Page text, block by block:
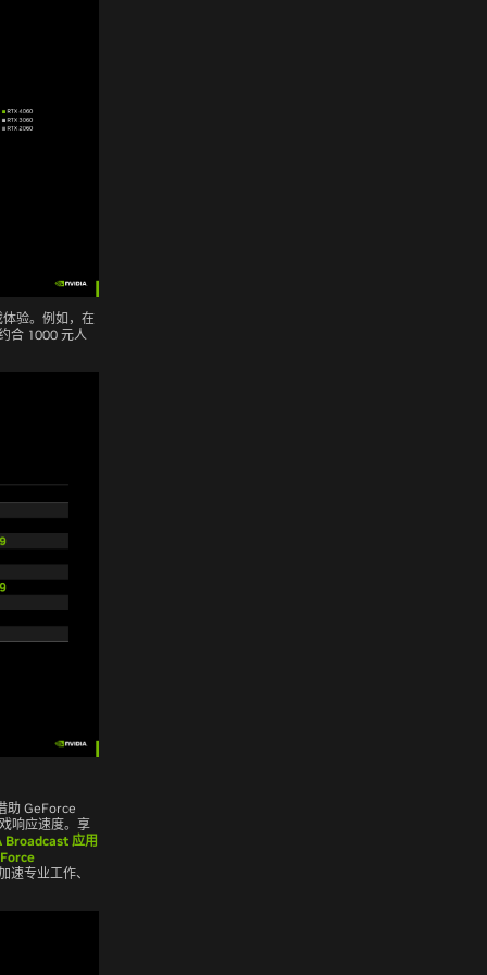
验。例如，在
合 1000 元人
助 GeForce
响应速度。享
Broadcast 应用
速专业工作、